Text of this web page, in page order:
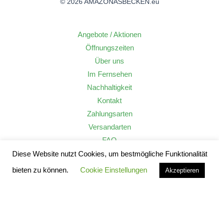
Angebote / Aktionen
Öffnungszeiten
Über uns
Im Fernsehen
Nachhaltigkeit
Kontakt
Zahlungsarten
Versandarten
FAQ
Widerrufsrecht
AGB
Diese Website nutzt Cookies, um bestmögliche Funktionalität
bieten zu können.
Cookie Einstellungen Akzeptieren